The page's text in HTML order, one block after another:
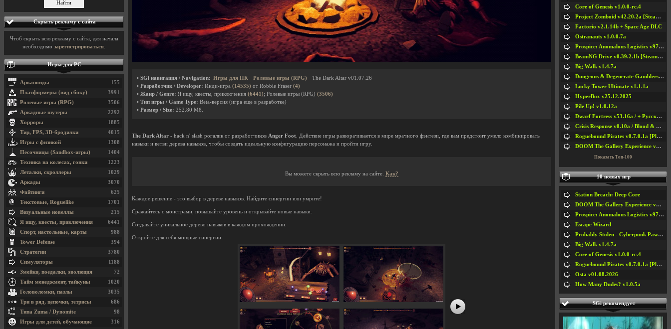
• SGi навигация / Navigation: Игры для ПК Ролевые игры (RPG)
The Dark Altar v01.07.26
• Разработчик / Developer: Инди-игра (14535) от Robbie Fraser (4)
• Жанр / Genre: Я ищу, квесты, приключения (6441); Ролевые игры (RPG) (3506)
• Тип игры / Game Type: Beta-версия (игра еще в разработке)
• Размер / Size: 252.80 Мб.
The Dark Altar - hack n' slash рогалик от разработчиков Anger Foot . Действие игры разворачивается в мире мрачного фэнтези, где вам предстоит умело комбинировать
навыки и ветви дерева навыков, чтобы создать идеальную конфигурацию персонажа и пройти игру.
Вы можете скрыть всю рекламу на сайте. Как?
Каждое решение - это выбор в дереве навыков. Найдите синергии или умрите!
Сражайтесь с монстрами, повышайте уровень и открывайте новые навыки.
Создавайте уникальное дерево навыков в каждом прохождении.
Откройте для себя мощные синергии.
Скрыть рекламу с сайта
Чтоб скрыть всю рекламу с сайта, для начала
необходимо зарегистрироваться
Игры для PC
155
Арканоиды
3991
Платформеры (вид сбоку)
3506
Ролевые игры (RPG)
2292
Аркадные шутеры
1885
Хорроры
4015
Тир, FPS, 3D-бродилки
1308
Игры с физикой
1404
Песочницы (Sandbox-игры)
1223
Техника на колесах, гонки
1029
Леталки, скроллеры
3070
Аркады
625
Файтинги
1701
Текстовые, Roguelike
215
Визуальные новеллы
6441
Я ищу, квесты, приключения
988
Спорт, настольные, карты
394
Tower Defense
3780
Стратегии
1188
Симуляторы
72
Змейки, поедалки, эволюция
1020
Тайм менеджмент, тайкуны
3035
Головоломки, пазлы
686
Три в ряд, цепочки, тетрисы
98
Типа Zuma / Dynomite
316
Игры для детей, обучающие
Core of Genesis v1.0.0-rc.4
Project Zomboid v42.20.2a [Steam Early Access]
Factorio v2.1.14b + Space Age DLC
Ostranauts v1.0.0.7a
Prospice: Anomalous Logistics v97 [Playtest]
BeamNG Drive v0.39.2.1b [Steam Early Access]
Big Walk v1.4.7a
Dungeons & Degenerate Gamblers v2.0.2a
Lucky Tower Ultimate v1.1.1a
HyperBox v25.12.2025
Pile Up! v1.0.12a
Dwarf Fortress v53.16a / + Русская Версия v50.12a
Crisis Response v0.10a / Blood & Bullet
Roguebound Pirates v0.7.0.1a [Playtest]
DOOM The Gallery Experience v1.4.2
Показать Топ-100
10 новых игр
Station Breach: Deep Core
DOOM The Gallery Experience v1.4.2
Prospice: Anomalous Logistics v97 [Playtest]
Escape Wizard
Probably Stolen - Cyberpunk Pawnshop Simulator v048c [Playtest]
Big Walk v1.4.7a
Core of Genesis v1.0.0-rc.4
Roguebound Pirates v0.7.0.1a [Playtest]
Osta v01.08.2026
How Many Dudes? v1.0.5a
SGi рекомендует